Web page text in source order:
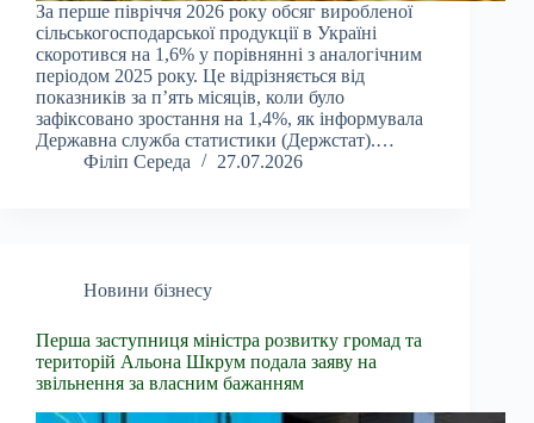
За перше півріччя 2026 року обсяг виробленої
сільськогосподарської продукції в Україні
скоротився на 1,6% у порівнянні з аналогічним
періодом 2025 року. Це відрізняється від
показників за п’ять місяців, коли було
зафіксовано зростання на 1,4%, як інформувала
Державна служба статистики (Держстат).…
Філіп Середа
27.07.2026
Новини бізнесу
Перша заступниця міністра розвитку громад та
територій Альона Шкрум подала заяву на
звільнення за власним бажанням